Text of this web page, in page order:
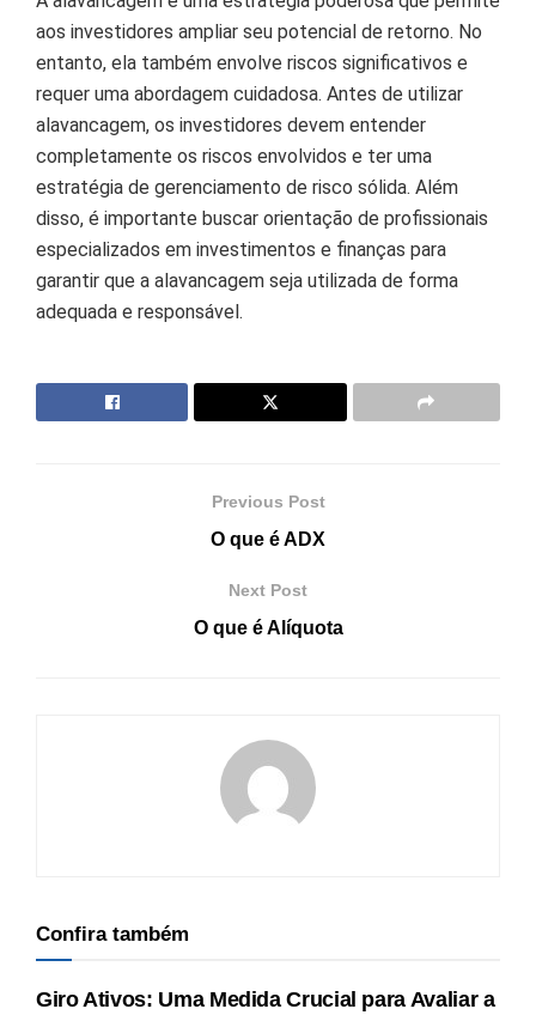
aos investidores ampliar seu potencial de retorno. No
entanto, ela também envolve riscos significativos e
requer uma abordagem cuidadosa. Antes de utilizar
alavancagem, os investidores devem entender
completamente os riscos envolvidos e ter uma
estratégia de gerenciamento de risco sólida. Além
disso, é importante buscar orientação de profissionais
especializados em investimentos e finanças para
garantir que a alavancagem seja utilizada de forma
adequada e responsável.
Previous Post
O que é ADX
Next Post
O que é Alíquota
Confira também
Giro Ativos: Uma Medida Crucial para Avaliar a